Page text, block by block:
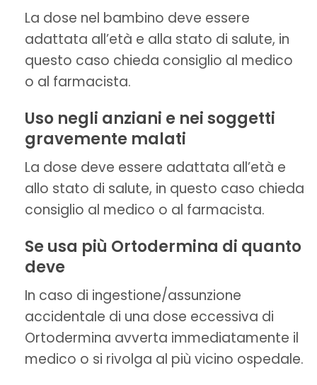
La dose nel bambino deve essere
adattata all’età e alla stato di salute, in
questo caso chieda consiglio al medico
o al farmacista.
Uso negli anziani e nei soggetti
gravemente malati
La dose deve essere adattata all’età e
allo stato di salute, in questo caso chieda
consiglio al medico o al farmacista.
Se usa più Ortodermina di quanto
deve
In caso di ingestione/assunzione
accidentale di una dose eccessiva di
Ortodermina avverta immediatamente il
medico o si rivolga al più vicino ospedale.